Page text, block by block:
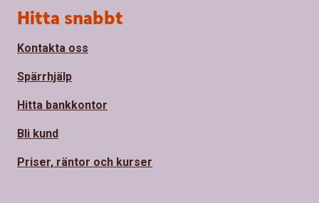
Sidfot
Hitta snabbt
Kontakta oss
Spärrhjälp
Hitta bankkontor
Bli kund
Priser, räntor och kurser